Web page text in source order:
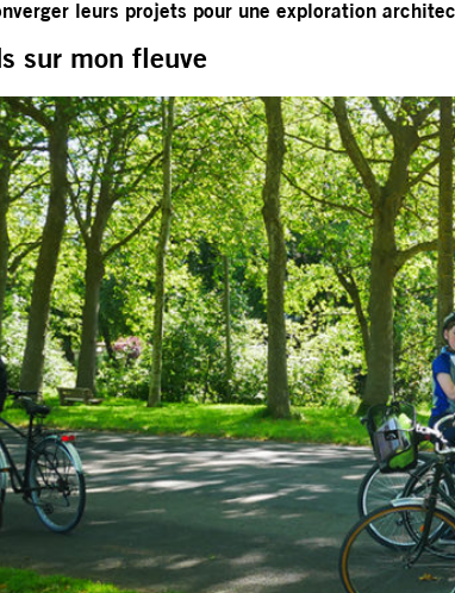
leurs projets pour une exploration
sur mon fleuve